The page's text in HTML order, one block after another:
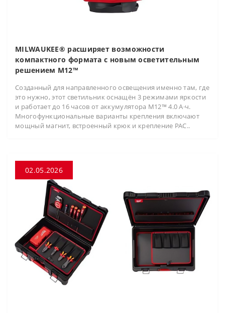
MILWAUKEE® расширяет возможности
компактного формата с новым осветительным
решением M12™
Созданный для направленного освещения именно там, где
это нужно, этот светильник оснащён 3 режимами яркости
и работает до 16 часов от аккумулятора M12™ 4.0 А·ч.
Многофункциональные варианты крепления включают
мощный магнит, встроенный крюк и крепление PAC..
02.05.2026